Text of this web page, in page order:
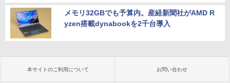
メモリ32GBでも予算内。産経新聞社がAMD R
yzen搭載dynabookを2千台導入
本サイトのご利用について お問い合わせ